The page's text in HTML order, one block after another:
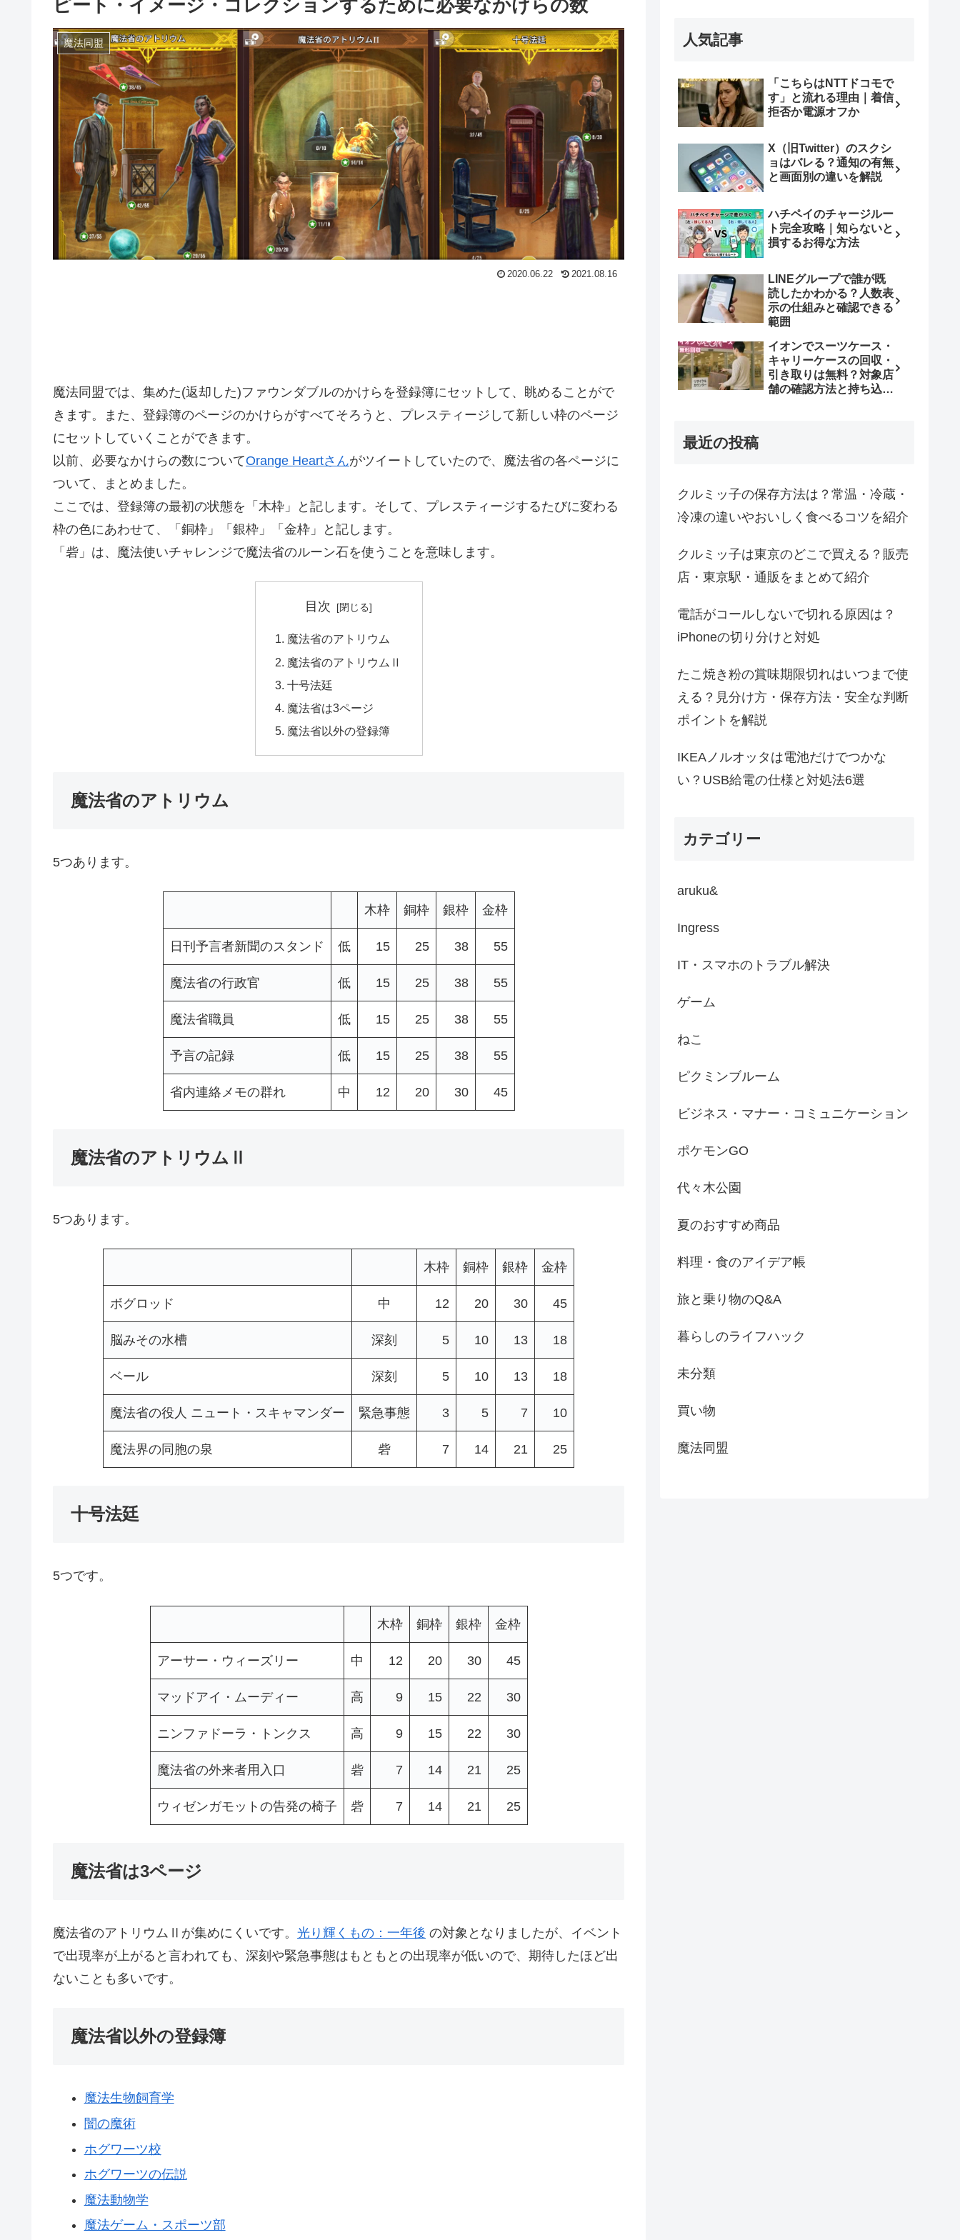
ピート・イメージ・コレクションするために必要なかけらの数
魔法同盟
2020.06.22 2021.08.16
魔法同盟では、集めた(返却した)ファウンダブルのかけらを登録簿にセットして、眺めることがで
きます。また、登録簿のページのかけらがすべてそろうと、プレスティージして新しい枠のページ
にセットしていくことができます。
以前、必要なかけらの数についてOrange Heartさんがツイートしていたので、魔法省の各ページに
ついて、まとめました。
ここでは、登録簿の最初の状態を「木枠」と記します。そして、プレスティージするたびに変わる
枠の色にあわせて、「銅枠」「銀枠」「金枠」と記します。
「砦」は、魔法使いチャレンジで魔法省のルーン石を使うことを意味します。
目次
魔法省のアトリウム
魔法省のアトリウムⅡ
十号法廷
魔法省は3ページ
魔法省以外の登録簿
魔法省のアトリウム
5つあります。
木枠 銅枠 銀枠 金枠
日刊予言者新聞のスタンド 低 15 25 38 55
魔法省の行政官 低 15 25 38 55
魔法省職員 低 15 25 38 55
予言の記録 低 15 25 38 55
省内連絡メモの群れ 中 12 20 30 45
魔法省のアトリウムⅡ
5つあります。
木枠 銅枠 銀枠 金枠
ボグロッド 中 12 20 30 45
脳みその水槽 深刻 5 10 13 18
ベール 深刻 5 10 13 18
魔法省の役人 ニュート・スキャマンダー 緊急事態 3 5 7 10
魔法界の同胞の泉 砦 7 14 21 25
十号法廷
5つです。
木枠 銅枠 銀枠 金枠
アーサー・ウィーズリー 中 12 20 30 45
マッドアイ・ムーディー 高 9 15 22 30
ニンファドーラ・トンクス 高 9 15 22 30
魔法省の外来者用入口 砦 7 14 21 25
ウィゼンガモットの告発の椅子 砦 7 14 21 25
魔法省は3ページ
魔法省のアトリウムⅡが集めにくいです。 光り輝くもの：一年後 の対象となりましたが、イベント
で出現率が上がると言われても、深刻や緊急事態はもともとの出現率が低いので、期待したほど出
ないことも多いです。
魔法省以外の登録簿
魔法生物飼育学
闇の魔術
ホグワーツ校
ホグワーツの伝説
魔法動物学
魔法ゲーム・スポーツ部
人気記事
「こちらはNTTドコモで
す」と流れる理由｜着信
拒否か電源オフか
X（旧Twitter）のスクシ
ョはバレる？通知の有無
と画面別の違いを解説
ハチペイのチャージルー
ト完全攻略｜知らないと
損するお得な方法
LINEグループで誰が既
読したかわかる？人数表
示の仕組みと確認できる
範囲
イオンでスーツケース・
キャリーケースの回収・
引き取りは無料？対象店
舗の確認方法と持ち込み
最近の投稿
クルミッ子の保存方法は？常温・冷蔵・
冷凍の違いやおいしく食べるコツを紹介
クルミッ子は東京のどこで買える？販売
店・東京駅・通販をまとめて紹介
電話がコールしないで切れる原因は？
iPhoneの切り分けと対処
たこ焼き粉の賞味期限切れはいつまで使
える？見分け方・保存方法・安全な判断
ポイントを解説
IKEAノルオッタは電池だけでつかな
い？USB給電の仕様と対処法6選
カテゴリー
aruku&
Ingress
IT・スマホのトラブル解決
ゲーム
ねこ
ピクミンブルーム
ビジネス・マナー・コミュニケーション
ポケモンGO
代々木公園
夏のおすすめ商品
料理・食のアイデア帳
旅と乗り物のQ&A
暮らしのライフハック
未分類
買い物
魔法同盟